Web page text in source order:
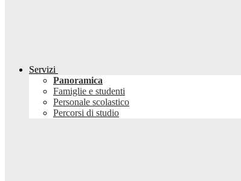
Servizi
Panoramica
Famiglie e studenti
Personale scolastico
Percorsi di studio